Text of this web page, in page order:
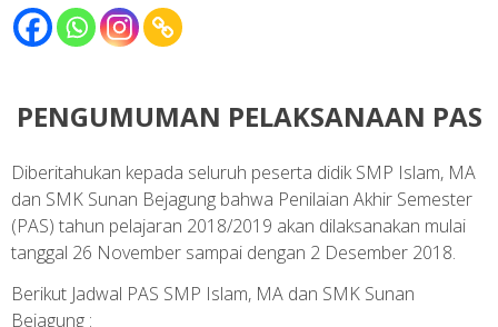
PENGUMUMAN PELAKSANAAN PAS
Diberitahukan kepada seluruh peserta didik SMP Islam, MA
dan SMK Sunan Bejagung bahwa Penilaian Akhir Semester
(PAS) tahun pelajaran 2018/2019 akan dilaksanakan mulai
tanggal 26 November sampai dengan 2 Desember 2018.
Berikut Jadwal PAS SMP Islam, MA dan SMK Sunan
Bejagung :